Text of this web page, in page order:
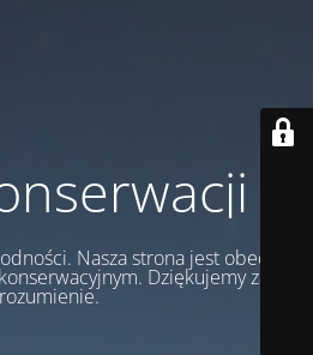
Nasza strona jest obecnie
Dziękujemy za